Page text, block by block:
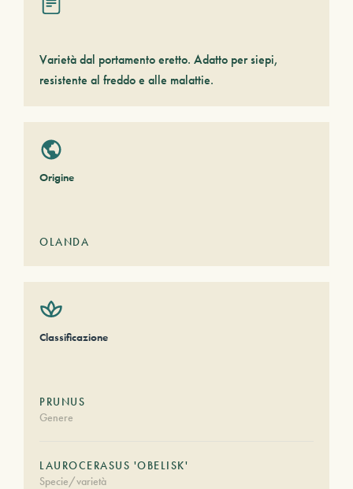
Varietà dal portamento eretto. Adatto per siepi,
resistente al freddo e alle malattie.
Origine
OLANDA
Classificazione
PRUNUS
Genere
LAUROCERASUS 'OBELISK'
Specie/varietà